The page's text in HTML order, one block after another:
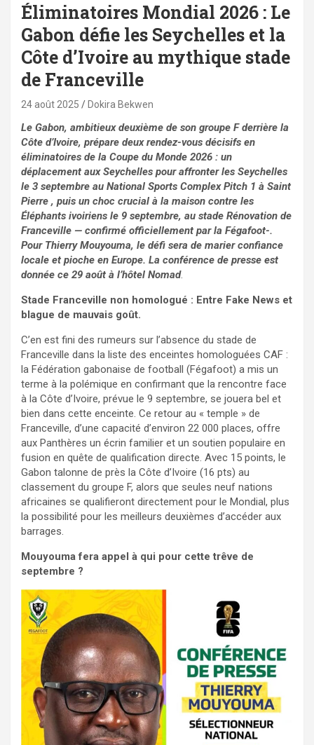
Éliminatoires Mondial 2026 : Le
Gabon défie les Seychelles et la
Côte d’Ivoire au mythique stade
de Franceville
24 août 2025 Dokira Bekwen
Le Gabon, ambitieux deuxième de son groupe F derrière la
Côte d’Ivoire, prépare deux rendez-vous décisifs en
éliminatoires de la Coupe du Monde 2026 : un
déplacement aux Seychelles pour affronter les Seychelles
le 3 septembre au National Sports Complex Pitch 1 à Saint
Pierre , puis un choc crucial à la maison contre les
Éléphants ivoiriens le 9 septembre, au stade Rénovation de
Franceville — confirmé officiellement par la Fégafoot-.
Pour Thierry Mouyouma, le défi sera de marier confiance
locale et pioche en Europe. La conférence de presse est
donnée ce 29 août à l’hôtel Nomad.
Stade Franceville non homologué : Entre Fake News et
blague de mauvais goût.
C’en est fini des rumeurs sur l’absence du stade de
Franceville dans la liste des enceintes homologuées CAF :
la Fédération gabonaise de football (Fégafoot) a mis un
terme à la polémique en confirmant que la rencontre face
à la Côte d’Ivoire, prévue le 9 septembre, se jouera bel et
bien dans cette enceinte. Ce retour au « temple » de
Franceville, d’une capacité d’environ 22 000 places, offre
aux Panthères un écrin familier et un soutien populaire en
fusion en quête de qualification directe. Avec 15 points, le
Gabon talonne de près la Côte d’Ivoire (16 pts) au
classement du groupe F, alors que seules neuf nations
africaines se qualifieront directement pour le Mondial, plus
la possibilité pour les meilleurs deuxièmes d’accéder aux
barrages.
Mouyouma fera appel à qui pour cette trêve de
septembre ?